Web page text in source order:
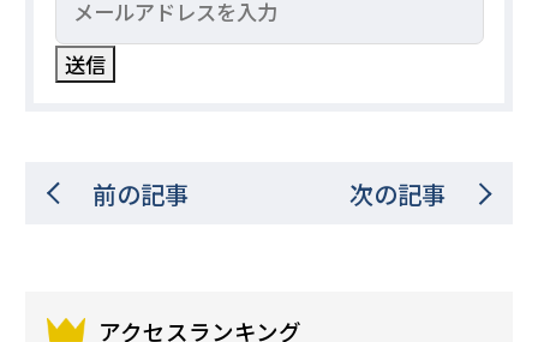
前の記事 次の記事
アクセスランキング